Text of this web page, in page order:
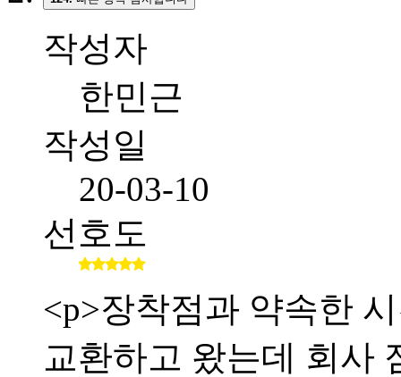
작성자
한민근
작성일
20-03-10
선호도
<p>장착점과 약속한
교환하고 왔는데 회사